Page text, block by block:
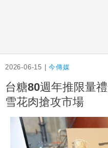
2026-06-15 |今傳媒
台糖80週年推限量
雪花肉搶攻市場